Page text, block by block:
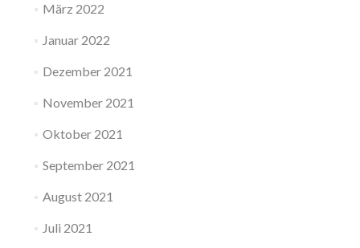
März 2022
Januar 2022
Dezember 2021
November 2021
Oktober 2021
September 2021
August 2021
Juli 2021